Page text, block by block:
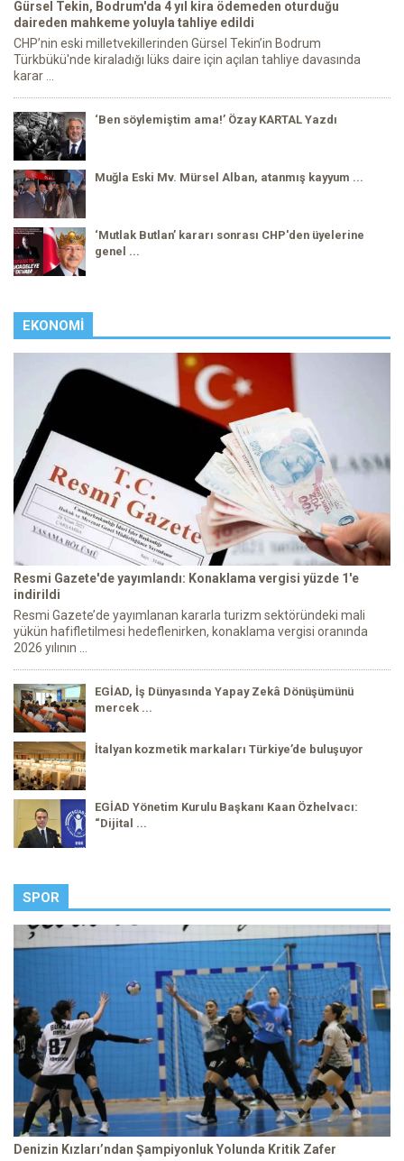
Gürsel Tekin, Bodrum'da 4 yıl kira ödemeden oturduğu
daireden mahkeme yoluyla tahliye edildi
CHP’nin eski milletvekillerinden Gürsel Tekin’in Bodrum
Türkbükü'nde kiraladığı lüks daire için açılan tahliye davasında
karar ...
‘Ben söylemiştim ama!’ Özay KARTAL Yazdı
Muğla Eski Mv. Mürsel Alban, atanmış kayyum ...
‘Mutlak Butlan’ kararı sonrası CHP'den üyelerine
genel ...
EKONOMI
Resmi Gazete'de yayımlandı: Konaklama vergisi yüzde 1'e
indirildi
Resmi Gazete’de yayımlanan kararla turizm sektöründeki mali
yükün hafifletilmesi hedeflenirken, konaklama vergisi oranında
2026 yılının ...
EGİAD, İş Dünyasında Yapay Zekâ Dönüşümünü
mercek ...
İtalyan kozmetik markaları Türkiye’de buluşuyor
EGİAD Yönetim Kurulu Başkanı Kaan Özhelvacı:
“Dijital ...
SPOR
Denizin Kızları’ndan Şampiyonluk Yolunda Kritik Zafer